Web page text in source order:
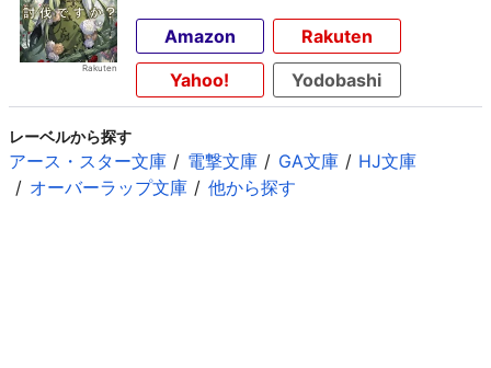
Amazon
Rakuten
Yahoo!
Yodobashi
レーベルから探す
アース・スター文庫 電撃文庫 GA文庫
HJ文庫
オーバーラップ文庫
他から探す